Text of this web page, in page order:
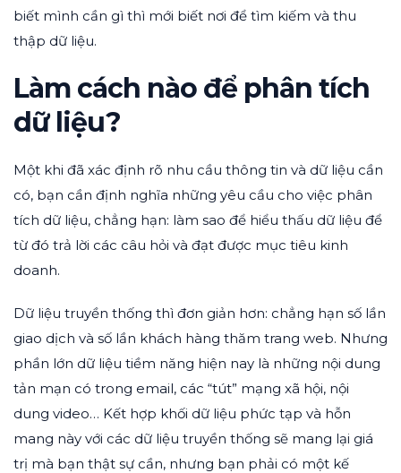
biết mình cần gì thì mới biết nơi để tìm kiếm và thu
thập dữ liệu.
Làm cách nào để phân tích
dữ liệu?
Một khi đã xác định rõ nhu cầu thông tin và dữ liệu cần
có, bạn cần định nghĩa những yêu cầu cho việc phân
tích dữ liệu, chẳng hạn: làm sao để hiểu thấu dữ liệu để
từ đó trả lời các câu hỏi và đạt được mục tiêu kinh
doanh.
Dữ liệu truyền thống thì đơn giản hơn: chẳng hạn số lần
giao dịch và số lần khách hàng thăm trang web. Nhưng
phần lớn dữ liệu tiềm năng hiện nay là những nội dung
tản mạn có trong email, các “tút” mạng xã hội, nội
dung video… Kết hợp khối dữ liệu phức tạp và hỗn
mang này với các dữ liệu truyền thống sẽ mang lại giá
trị mà bạn thật sự cần, nhưng bạn phải có một kế